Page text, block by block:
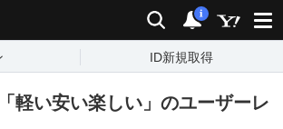
検索 通知
i
ID新規取得
軽い安い楽しい」のユーザーレ